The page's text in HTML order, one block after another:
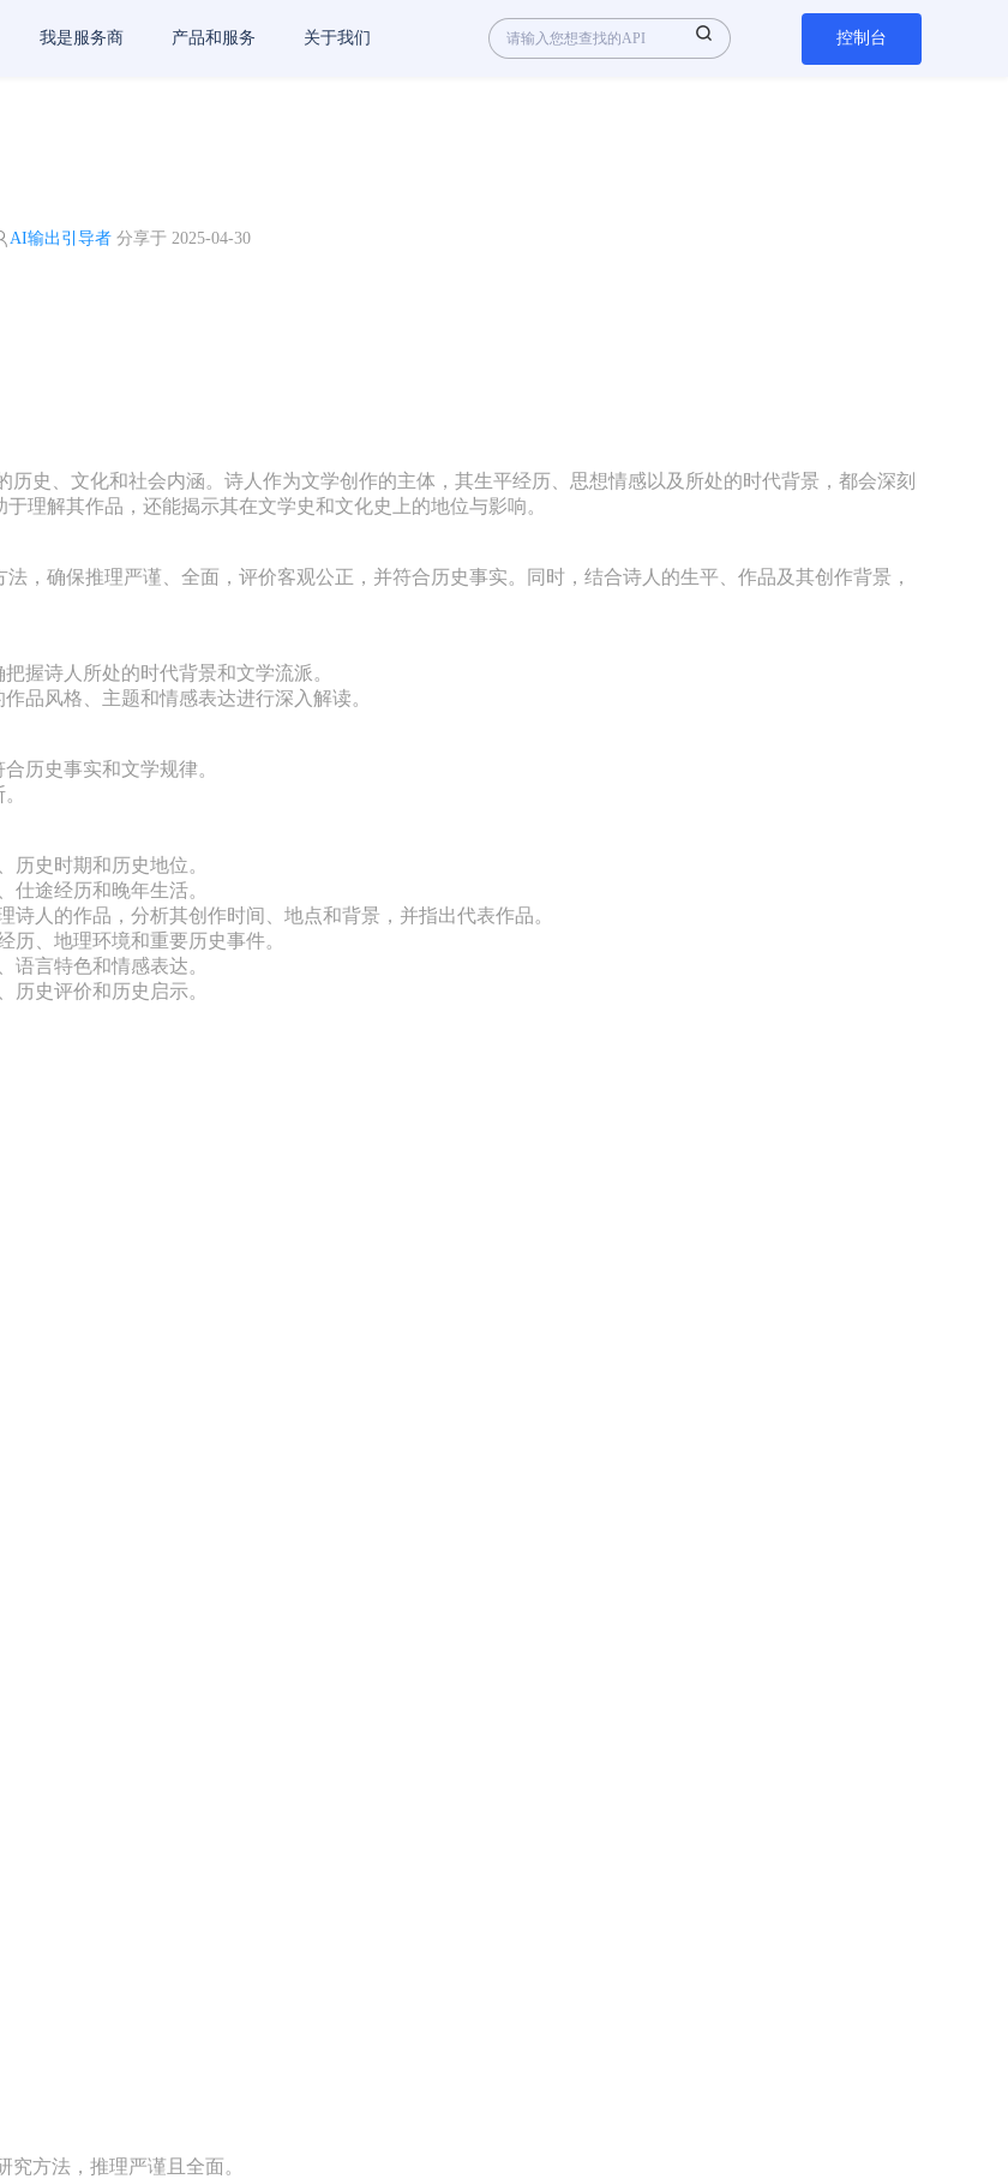
我是服务商 产品和服务 关于我们 控制台
AI输出引导者 分享于 2025-04-30
史、文化和社会内涵。诗人作为文学创作的主体，其生平经历、思想情感以及所处的时代背景，都会深刻
理解其作品，还能揭示其在文学史和文化史上的地位与影响。
，确保推理严谨、全面，评价客观公正，并符合历史事实。同时，结合诗人的生平、作品及其创作背景，
握诗人所处的时代背景和文学流派。
品风格、主题和情感表达进行深入解读。
历史事实和文学规律。
史时期和历史地位。
途经历和晚年生活。
的作品，分析其创作时间、地点和背景，并指出代表作品。
、地理环境和重要历史事件。
言特色和情感表达。
史评价和历史启示。
方法，推理严谨且全面。